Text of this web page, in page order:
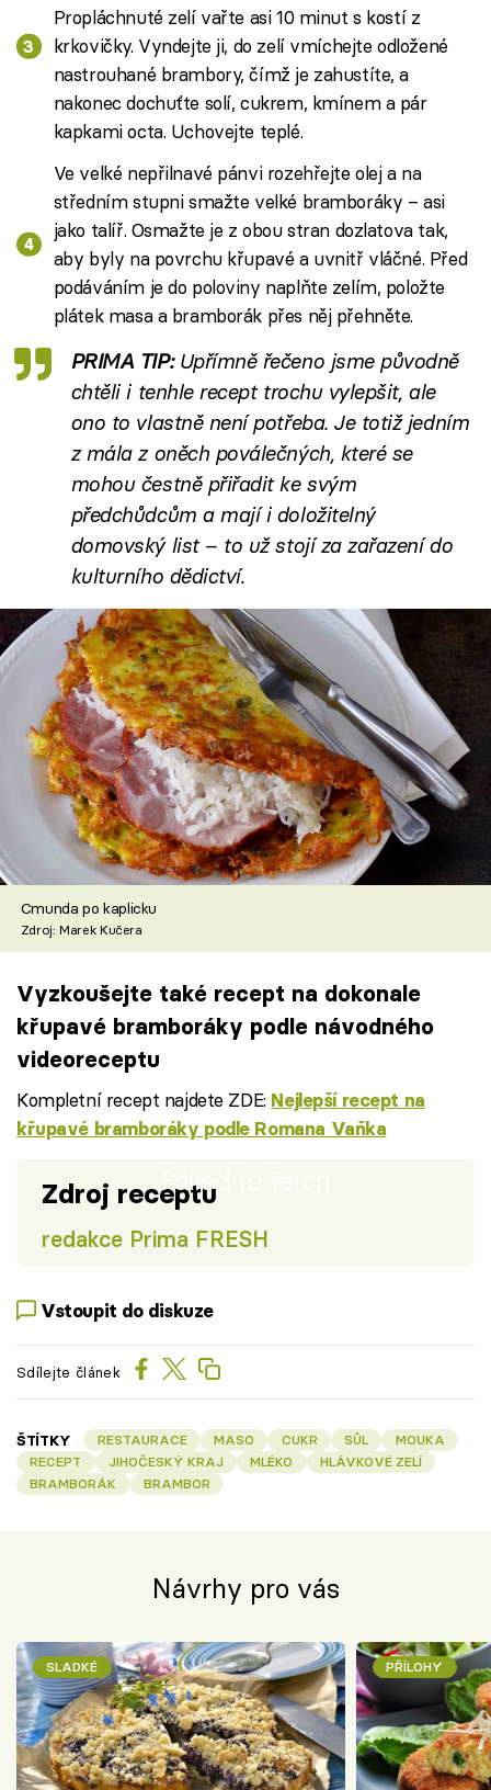
Propláchnuté zelí vařte asi 10 minut s kostí z
krkovičky. Vyndejte ji, do zelí vmíchejte odložené
nastrouhané brambory, čímž je zahustíte, a
nakonec dochuťte solí, cukrem, kmínem a pár
kapkami octa. Uchovejte teplé.
Ve velké nepřilnavé pánvi rozehřejte olej a na
středním stupni smažte velké bramboráky – asi
jako talíř. Osmažte je z obou stran dozlatova tak,
aby byly na povrchu křupavé a uvnitř vláčné. Před
podáváním je do poloviny naplňte zelím, položte
plátek masa a bramborák přes něj přehněte.
PRIMA TIP:Upřímně řečeno jsme původně
chtěli i tenhle recept trochu vylepšit, ale
ono to vlastně není potřeba. Je totiž jedním
z mála z oněch poválečných, které se
mohou čestně přiřadit ke svým
předchůdcům a mají i doložitelný
domovský list – to už stojí za zařazení do
kulturního dědictví.
Cmunda po kaplicku
Zdroj: Marek Kučera
Vyzkoušejte také recept na dokonale
křupavé bramboráky podle návodného
videoreceptu
Kompletní recept najdete ZDE: Nejlepší recept na
křupavé bramboráky podle Romana Vaňka
Failed to fetch
Zdroj receptu
redakce Prima FRESH
Vstoupit do diskuze
Sdílejte článek
ŠTÍTKY RESTAURACE MASO CUKR SŮL
MOUKA
RECEPT
JIHOČESKÝ KRAJ MLÉKO
HLÁVKOVÉ ZELÍ
BRAMBORÁK
BRAMBOR
Návrhy pro vás
SLADKÉ PŘÍLOHY